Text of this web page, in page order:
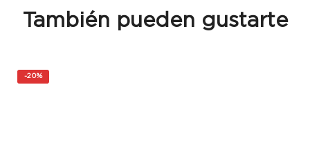
También pueden gustarte
-20%